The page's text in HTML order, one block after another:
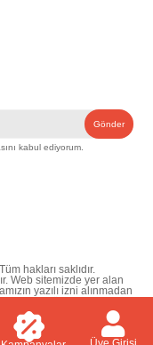
Gönder
kabul ediyorum.
hakları saklıdır.
Web sitemizde yer alan
yazılı izni alınmadan
kaynak gösterilemez ve
kopyalanması ve
Yasasına göre suçtur.